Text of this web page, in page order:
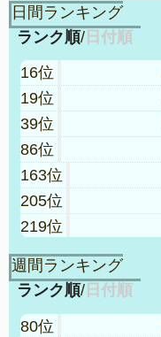
日間ランキング
ランク順/ 日付順
16位
19位
39位
86位
163位
205位
219位
272位
週間ランキング
ランク順/ 日付順
80位